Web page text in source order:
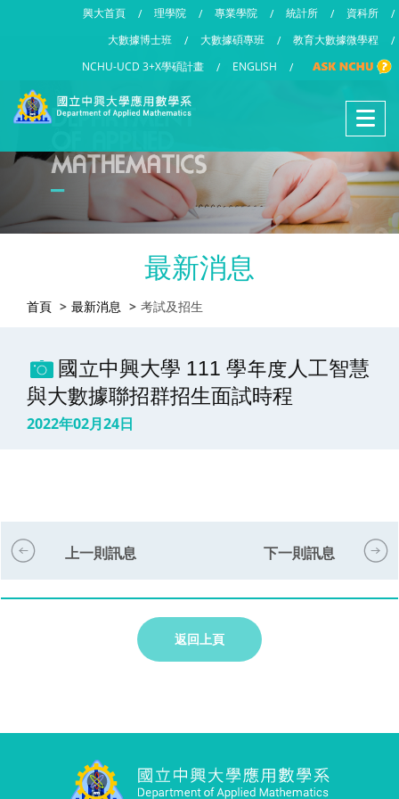
興大首頁 / 理學院 / 專業學院 / 統計所 / 資科所
/
大數據博士班
/ 大數據碩專班 / 教育大數據微學程
/
NCHU-UCD 3+X學碩計畫
/ ENGLISH /
最新消息
首頁 最新消息 考試及招生
國立中興大學 111 學年度人工智慧
與大數據聯招群招生面試時程
2022年02月24日
上一則訊息 下一則訊息
返回上頁